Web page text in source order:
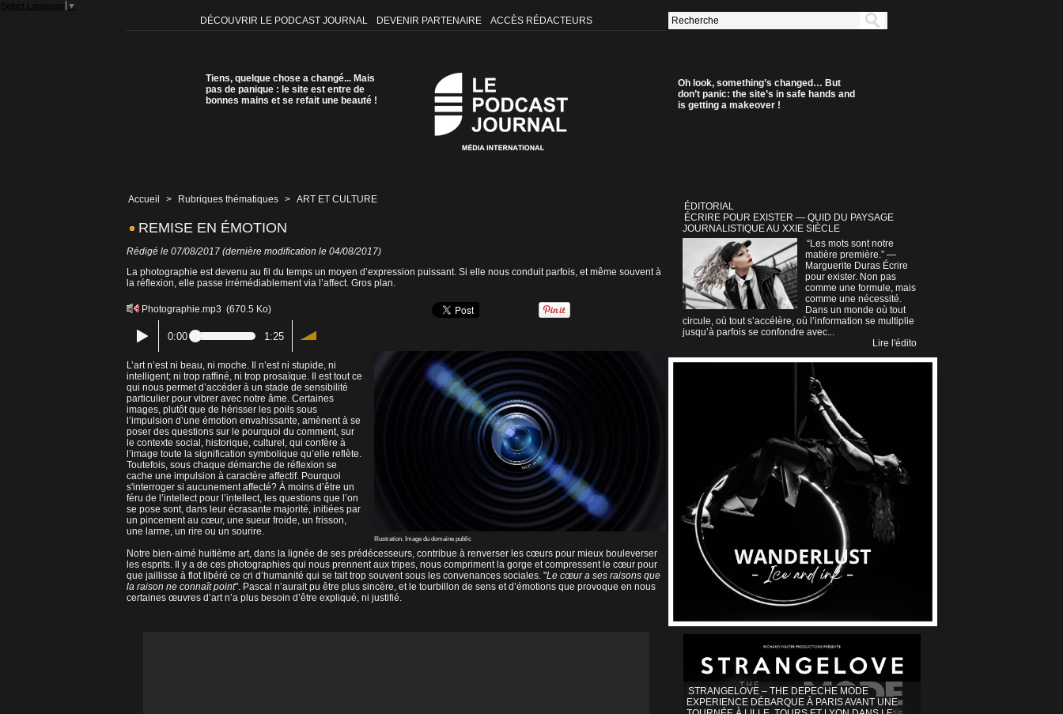
Select Language ▼
DÉCOUVRIR LE PODCAST JOURNAL DEVENIR PARTENAIRE ACCÈS RÉDACTEURS
Tiens, quelque chose a changé... Mais
pas de panique : le site est entre de
bonnes mains et se refait une beauté !
Oh look, something’s changed… But
don’t panic: the site’s in safe hands and
is getting a makeover !
Accueil > Rubriques thématiques > ART ET CULTURE
REMISE EN ÉMOTION
Rédigé le 07/08/2017 (dernière modification le 04/08/2017)
La photographie est devenu au fil du temps un moyen d’expression puissant. Si elle nous conduit parfois, et même souvent à
la réflexion, elle passe irrémédiablement via l’affect. Gros plan.
Illustration. Image du domaine public
Photographie.mp3 (670.5 Ko)
0:00 1:25
L’art n’est ni beau, ni moche. Il n’est ni stupide, ni
intelligent; ni trop raffiné, ni trop prosaïque. Il est tout ce
qui nous permet d’accéder à un stade de sensibilité
particulier pour vibrer avec notre âme. Certaines
images, plutôt que de hérisser les poils sous
l’impulsion d’une émotion envahissante, amènent à se
poser des questions sur le pourquoi du comment, sur
le contexte social, historique, culturel, qui confère à
l’image toute la signification symbolique qu’elle reflète.
Toutefois, sous chaque démarche de réflexion se
cache une impulsion à caractère affectif. Pourquoi
s'interroger si aucunement affecté? À moins d’être un
féru de l’intellect pour l’intellect, les questions que l’on
se pose sont, dans leur écrasante majorité, initiées par
un pincement au cœur, une sueur froide, un frisson,
une larme, un rire ou un sourire.
Notre bien-aimé huitième art, dans la lignée de ses prédécesseurs, contribue à renverser les cœurs pour mieux bouleverser
les esprits. Il y a de ces photographies qui nous prennent aux tripes, nous compriment la gorge et compressent le cœur pour
que jaillisse à flot libéré ce cri d’humanité qui se tait trop souvent sous les convenances sociales. "Le cœur a ses raisons que
la raison ne connaît point". Pascal n’aurait pu être plus sincère, et le tourbillon de sens et d’émotions que provoque en nous
certaines œuvres d’art n’a plus besoin d’être expliqué, ni justifié.
ÉDITORIAL
ÉCRIRE POUR EXISTER — QUID DU PAYSAGE
JOURNALISTIQUE AU XXIE SIÈCLE
“Les mots sont notre
matière première.” —
Marguerite Duras Écrire
pour exister. Non pas
comme une formule, mais
comme une nécessité.
Dans un monde où tout
circule, où tout s’accélère, où l’information se multiplie
jusqu’à parfois se confondre avec...
Lire l'édito
STRANGELOVE – THE DEPECHE MODE
EXPERIENCE DÉBARQUE À PARIS AVANT UNE